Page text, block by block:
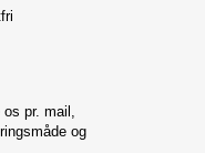
pr. mail,
og